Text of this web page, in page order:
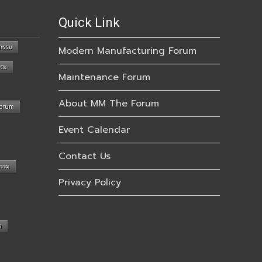
รม
ม
รม
Quick Link
Modern Manufacturing Forum
Maintenance Forum
About MM The Forum
Event Calendar
Contact Us
Privacy Policy